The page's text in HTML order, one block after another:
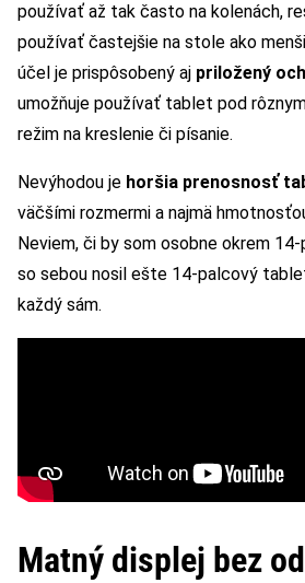
používať až tak často na kolenách,
používať častejšie na stole ako
účel je prispôsobený aj priložený
umožňuje používať tablet pod
režim na kreslenie či písanie.
Nevýhodou je horšia prenosnosť
väčšími rozmermi a najmä
Neviem, či by som osobne okrem
so sebou nosil ešte 14-palcový
každý sám.
Matný displej bez